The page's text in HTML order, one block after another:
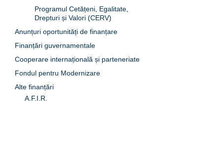
Programul Cetățeni, Egalitate,
Drepturi și Valori (CERV)
Anunțuri oportunități de finanțare
Finanțări guvernamentale
Cooperare internațională și parteneriate
Fondul pentru Modernizare
Alte finanțări
A.F.I.R.